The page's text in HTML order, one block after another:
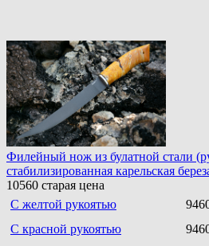
Филейный нож из булатной стали
стабилизированная карельская
10560 старая цена
С желтой рукоятью
С красной рукоятью